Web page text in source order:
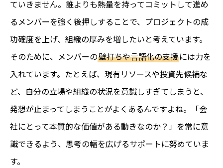
ていきません。誰よりも熱量を持ってコミットして進め
るメンバーを強く後押しすることで、プロジェクトの成
功確度を上げ、組織の厚みを増したいと考えています。
そのために、メンバーの壁打ちや言語化の支援には力を
入れています。たとえば、現有リソースや投資先候補な
ど、自分の立場や組織の状況を意識しすぎてしまうと、
発想が止まってしまうことがよくあるんですよね。「会
社にとって本質的な価値がある動きなのか？」を常に意
識できるよう、思考の幅を広げるサポートに努めていま
す。